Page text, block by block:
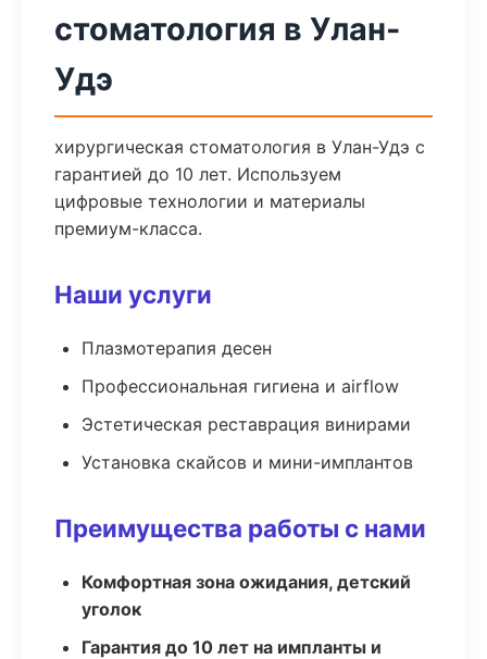
стоматология в Улан-
Удэ
хирургическая стоматология в Улан-Удэ с
гарантией до 10 лет. Используем
цифровые технологии и материалы
премиум-класса.
Наши услуги
Плазмотерапия десен
Профессиональная гигиена и airflow
Эстетическая реставрация винирами
Установка скайсов и мини-имплантов
Преимущества работы с нами
Комфортная зона ожидания, детский
уголок
Гарантия до 10 лет на импланты и